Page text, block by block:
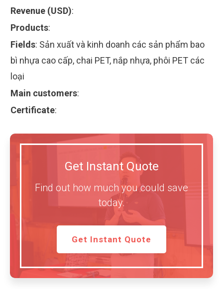
Revenue (USD):
Products:
Fields: Sản xuất và kinh doanh các sản phẩm bao
bì nhựa cao cấp, chai PET, nắp nhựa, phôi PET các
loại
Main customers:
Certificate:
Get Instant Quote
Find out how much you could save
today.
Get Instant Quote